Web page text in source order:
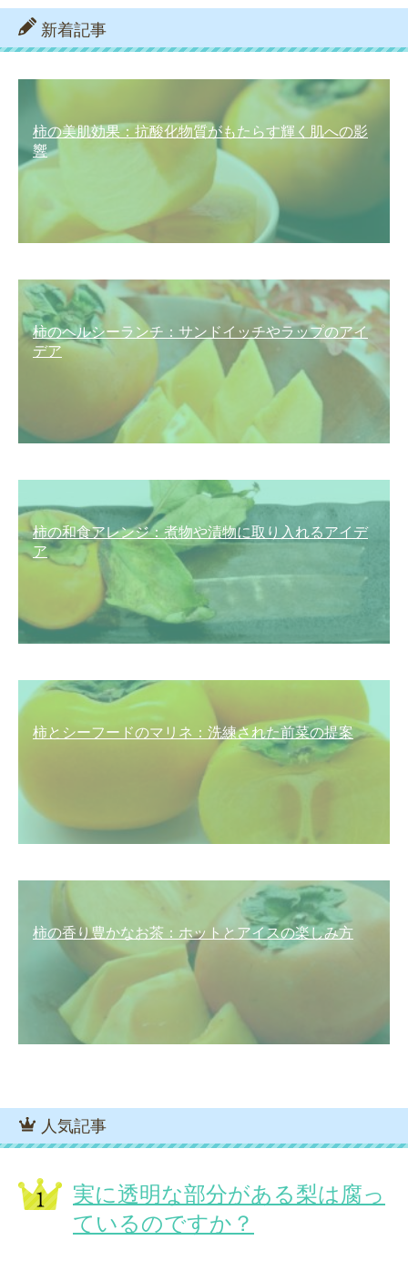
新着記事
柿の美肌効果：抗酸化物質がもたらす輝く肌への影
響
柿のヘルシーランチ：サンドイッチやラップのアイ
デア
柿の和食アレンジ：煮物や漬物に取り入れるアイデ
ア
柿とシーフードのマリネ：洗練された前菜の提案
柿の香り豊かなお茶：ホットとアイスの楽しみ方
人気記事
実に透明な部分がある梨は腐っ
ているのですか？